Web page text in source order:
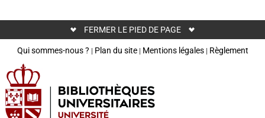
FERMER LE PIED DE PAGE
Qui sommes-nous ? | Plan du site| Mentions légales| Règlement